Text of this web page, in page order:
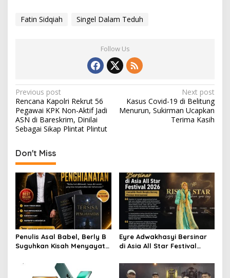
Fatin Sidqiah Singel Dalam Teduh
Follow Us
P
o
s
t
n
a
v
i
g
a
t
i
o
Previous post
Rencana Kapolri Rekrut 56
Pegawai KPK Non-Aktif Jadi
ASN di Bareskrim, Dinilai
Sebagai Sikap Plintat Plintut
Next post
Kasus Covid-19 di Belitung
Menurun, Sukirman Ucapkan
Terima Kasih
Don't Miss
Penulis Asal Babel, Berly B
Suguhkan Kisah Menyayat
Tersisa Setelah
Pengkhianatan”
Eyre Adwakhasyi Bersinar
di Asia All Star Festival
Bangka Torehkan Prestasi
Internasional